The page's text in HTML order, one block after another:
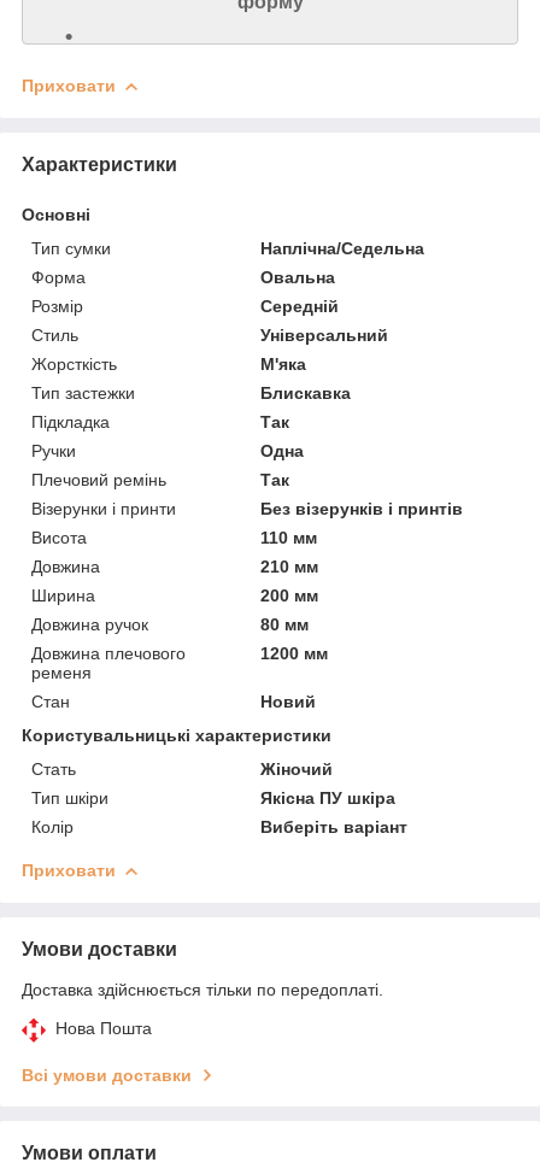
Приховати
Характеристики
Основні
Тип сумки
Наплічна/Седельна
Форма
Овальна
Розмір
Середній
Стиль
Універсальний
Жорсткість
М'яка
Тип застежки
Блискавка
Підкладка
Так
Ручки
Одна
Плечовий ремінь
Так
Візерунки і принти
Без візерунків і принтів
Висота
110 мм
Довжина
210 мм
Ширина
200 мм
Довжина ручок
80 мм
Довжина плечового
ременя
1200 мм
Стан
Новий
Користувальницькі характеристики
Стать
Жіночий
Тип шкіри
Якісна ПУ шкіра
Колір
Виберіть варіант
Приховати
Умови доставки
Доставка здійснюється тільки по передоплаті.
Нова Пошта
Всі умови доставки
Умови оплати